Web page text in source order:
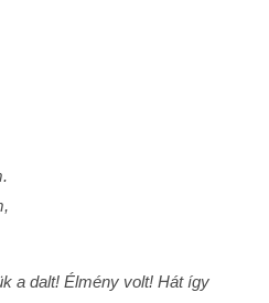
a dalt! Élmény volt! Hát így